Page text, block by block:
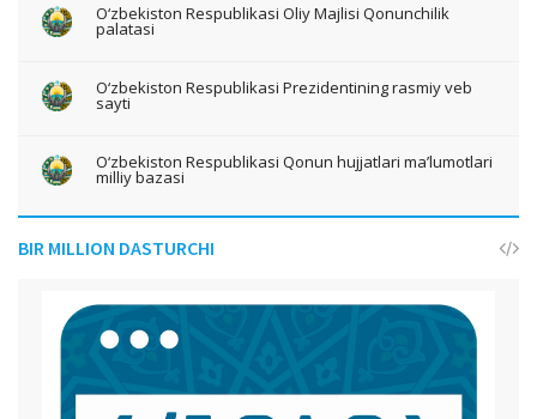
O‘zbekiston Respublikasi Oliy Majlisi Qonunchilik
palatasi
O‘zbekiston Respublikasi Prezidentining rasmiy veb
sayti
O‘zbekiston Respublikasi Qonun hujjatlari ma’lumotlari
milliy bazasi
BIR MILLION DASTURCHI